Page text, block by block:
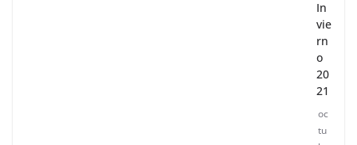
In
vie
rn
o
20
21
oc
tu